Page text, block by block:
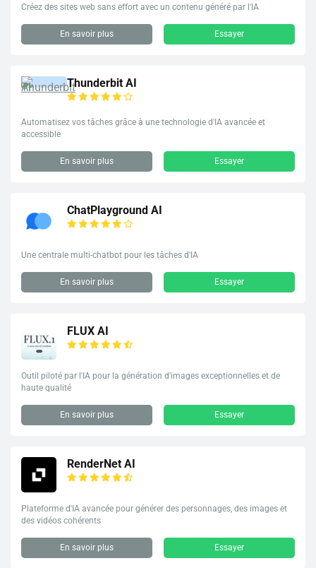
Créez des sites web sans effort avec un contenu généré par l'IA
En savoir plus Essayer
Thunderbit AI
Automatisez vos tâches grâce à une technologie d'IA avancée et
accessible
En savoir plus Essayer
ChatPlayground AI
Une centrale multi-chatbot pour les tâches d'IA
En savoir plus Essayer
FLUX AI
Outil piloté par l'IA pour la génération d'images exceptionnelles et de
haute qualité
En savoir plus Essayer
RenderNet AI
Plateforme d'IA avancée pour générer des personnages, des images et
des vidéos cohérents
En savoir plus Essayer